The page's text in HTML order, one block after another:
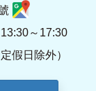
～17:30
假日除外）